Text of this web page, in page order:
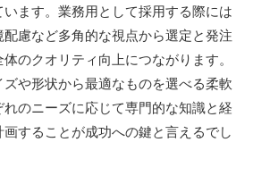
ます。業務用として採用する際には
慮など多角的な視点から選定と発注
のクオリティ向上につながります。
ズや形状から最適なものを選べる柔軟
のニーズに応じて専門的な知識と経
することが成功への鍵と言えるでし